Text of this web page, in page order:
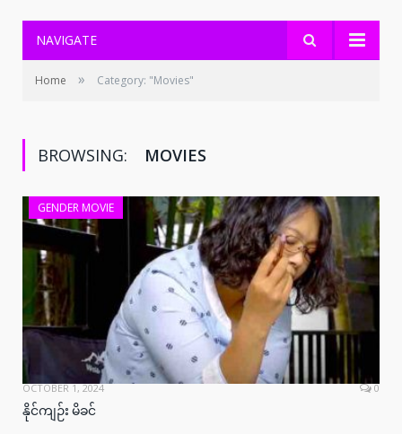
NAVIGATE
Home » Category: "Movies"
BROWSING: MOVIES
GENDER MOVIE
OCTOBER 1, 2024 0
နိုင်ကျဉ်း မိခင်